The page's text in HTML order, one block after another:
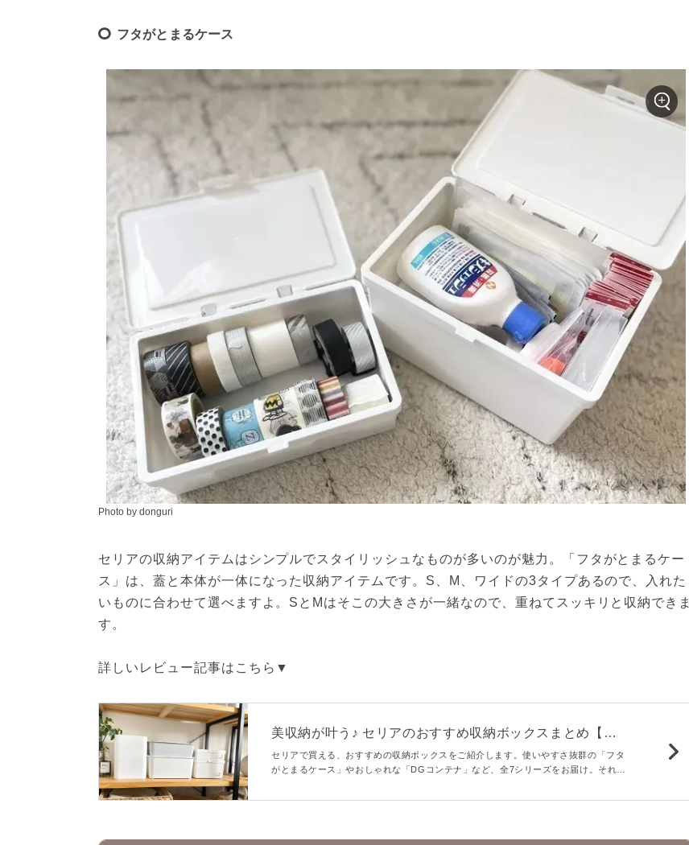
フタがとまるケース
Photo by donguri
セリアの収納アイテムはシンプルでスタイリッシュなものが多いのが魅力。「フタがとまるケー
ス」は、蓋と本体が一体になった収納アイテムです。S、M、ワイドの3タイプあるので、入れた
いものに合わせて選べますよ。SとMはそこの大きさが一緒なので、重ねてスッキリと収納できま
す。
詳しいレビュー記事はこちら▼
美収納が叶う♪ セリアのおすすめ収納ボックスまとめ【使
用例付き】
セリアで買える、おすすめの収納ボックスをご紹介します。使いやすさ抜群の「フタ
がとまるケース」やおしゃれな「DGコンテナ」など、全7シリーズをお届け。それぞ